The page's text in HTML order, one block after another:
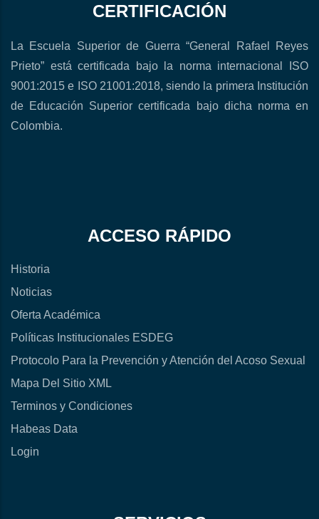
CERTIFICACIÓN
La Escuela Superior de Guerra “General Rafael Reyes
Prieto” está certificada bajo la norma internacional ISO
9001:2015 e ISO 21001:2018, siendo la primera Institución
de Educación Superior certificada bajo dicha norma en
Colombia.
ACCESO RÁPIDO
Historia
Noticias
Oferta Académica
Políticas Institucionales ESDEG
Protocolo Para la Prevención y Atención del Acoso Sexual
Mapa Del Sitio XML
Terminos y Condiciones
Habeas Data
Login